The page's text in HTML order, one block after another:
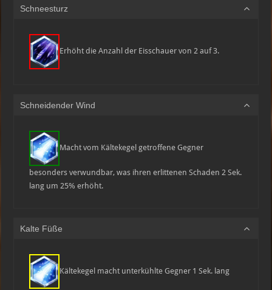
Schneesturz
Erhöht die Anzahl der Eisschauer von 2 auf 3.
Schneidender Wind
Macht vom Kältekegel getroffene Gegner
besonders verwundbar, was ihren erlittenen Schaden 2 Sek.
lang um 25% erhöht.
Kalte Füße
Kältekegel macht unterkühlte Gegner 1 Sek. lang